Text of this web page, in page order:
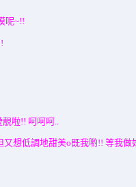
呢~!!
靚啦!! 呵呵呵..
又想低調地甜美o既我喲!! 等我